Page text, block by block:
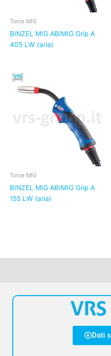
Torce MIG
BINZEL MIG ABIMIG Grip A
405 LW (aria)
Torce MIG
BINZEL MIG ABIMIG Grip A
155 LW (aria)
Dati